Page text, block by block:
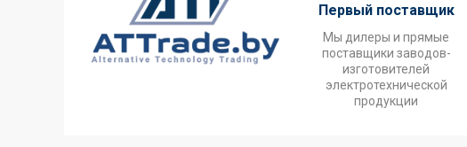
Первый поставщик
Мы дилеры и прямые
поставщики заводов-
изготовителей
электротехнической
продукции